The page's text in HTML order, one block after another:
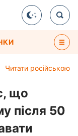
Читати російською
що
після 50